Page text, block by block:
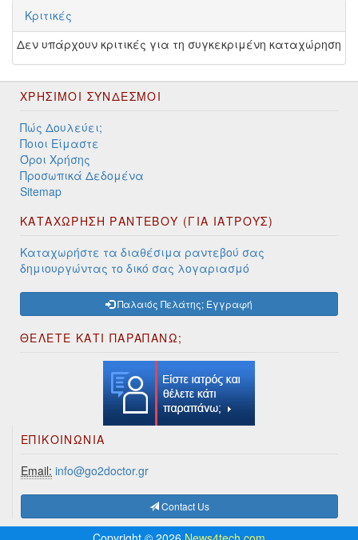
Κριτικές
Δεν υπάρχουν κριτικές για τη συγκεκριμένη καταχώρηση
ΧΡΉΣΙΜΟΙ ΣΎΝΔΕΣΜΟΙ
Πώς Δουλεύει;
Ποιοι Είμαστε
Όροι Χρήσης
Προσωπικά Δεδομένα
Sitemap
ΚΑΤΑΧΩΡΗΣΗ ΡΑΝΤΕΒΟΥ (ΓΙΑ ΙΑΤΡΟΥΣ)
Καταχωρήστε τα διαθέσιμα ραντεβού σας
δημιουργώντας το δικό σας λογαριασμό
Παλαιός Πελάτης; Εγγραφή
ΘΕΛΕΤΕ ΚΑΤΙ ΠΑΡΑΠΑΝΩ;
ΕΠΙΚΟΙΝΩΝΊΑ
Email: info@go2doctor.gr
Contact Us